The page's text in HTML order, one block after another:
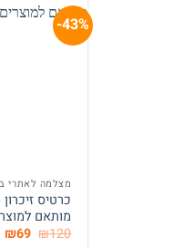
43%-
מצלמה לאתרי
מותאם
₪120 המחיר
₪69